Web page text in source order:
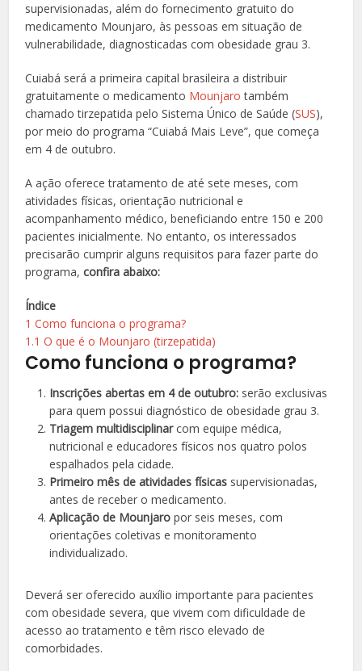
supervisionadas, além do fornecimento gratuito do
medicamento Mounjaro, às pessoas em situação de
vulnerabilidade, diagnosticadas com obesidade grau 3.
Cuiabá será a primeira capital brasileira a distribuir
gratuitamente o medicamento Mounjaro também
chamado tirzepatida pelo Sistema Único de Saúde (SUS),
por meio do programa “Cuiabá Mais Leve”, que começa
em 4 de outubro.
A ação oferece tratamento de até sete meses, com
atividades físicas, orientação nutricional e
acompanhamento médico, beneficiando entre 150 e 200
pacientes inicialmente. No entanto, os interessados
precisarão cumprir alguns requisitos para fazer parte do
programa,confira abaixo:
Índice
1 Como funciona o programa?
1.1 O que é o Mounjaro (tirzepatida)
Como funciona o programa?
Inscrições abertas em 4 de outubro: serão exclusivas
para quem possui diagnóstico de obesidade grau 3.
Triagem multidisciplinarcom equipe médica,
nutricional e educadores físicos nos quatro polos
espalhados pela cidade.
Primeiro mês de atividades físicas supervisionadas,
antes de receber o medicamento.
Aplicação de Mounjaro por seis meses, com
orientações coletivas e monitoramento
individualizado.
Deverá ser oferecido auxílio importante para pacientes
com obesidade severa, que vivem com dificuldade de
acesso ao tratamento e têm risco elevado de
comorbidades.